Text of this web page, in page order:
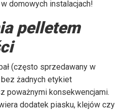
domowych instalacjach!
pelletem
(często sprzedawany w
żadnych etykiet
poważnymi konsekwencjami.
dodatek piasku, klejów czy